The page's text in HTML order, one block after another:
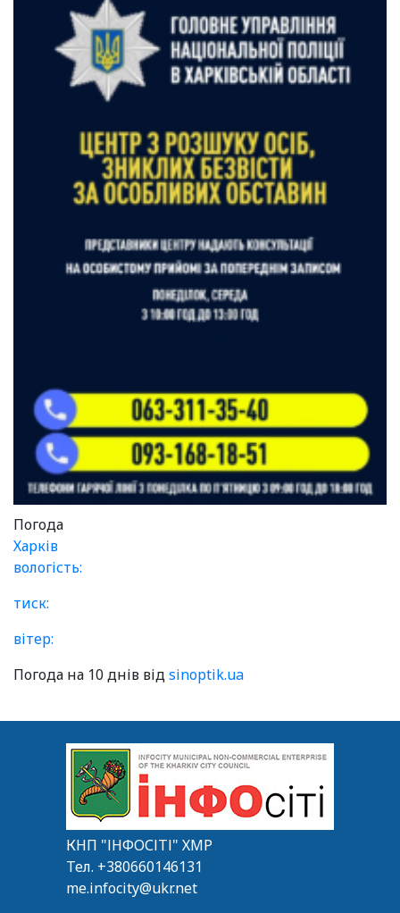
Погода
Харків
вологість:
тиск:
вітер:
Погода на 10 днів відsinoptik.ua
КНП "ІНФОСІТІ" ХМР
Тел. +380660146131
me.infocity@ukr.net